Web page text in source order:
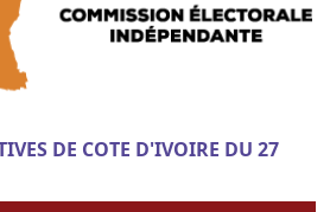
DE COTE D'IVOIRE DU 27